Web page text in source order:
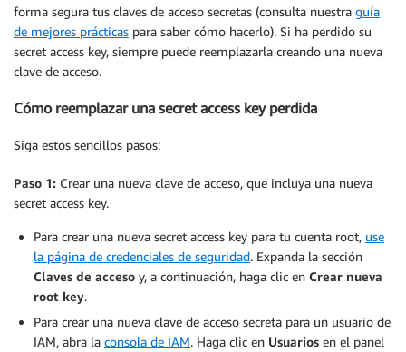
forma segura tus claves de acceso secretas (consulta nuestra guía
de mejores prácticas para saber cómo hacerlo). Si ha perdido su
secret access key, siempre puede reemplazarla creando una nueva
clave de acceso.
Cómo reemplazar una secret access key perdida
Siga estos sencillos pasos:
Paso 1: Crear una nueva clave de acceso, que incluya una nueva
secret access key.
Para crear una nueva secret access key para tu cuenta root, use
la página de credenciales de seguridad. Expanda la sección
Claves de acceso y, a continuación, haga clic en Crear nueva
root key.
Para crear una nueva clave de acceso secreta para un usuario de
IAM, abra la consola de IAM. Haga clic en Usuarios en el panel